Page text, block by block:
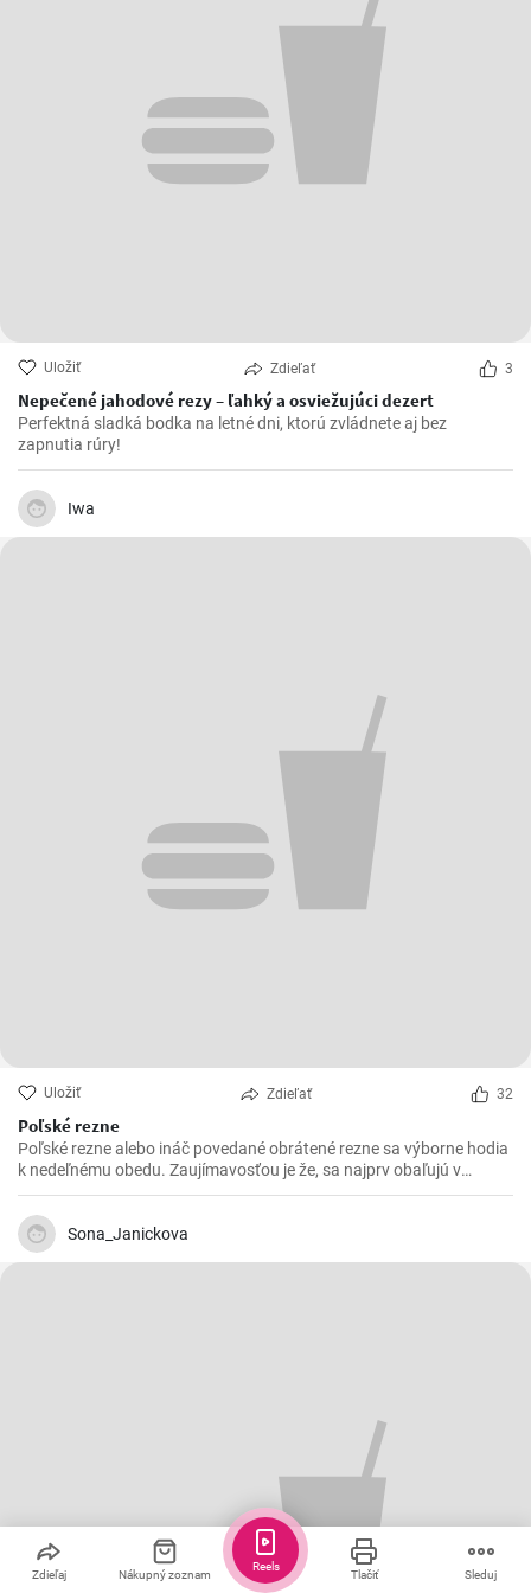
Uložiť Zdieľať 3
Nepečené jahodové rezy – ľahký a osviežujúci dezert
Perfektná sladká bodka na letné dni, ktorú zvládnete aj bez
zapnutia rúry!
Iwa
Uložiť Zdieľať 32
Poľské rezne
Poľské rezne alebo ináč povedané obrátené rezne sa výborne hodia
k nedeľnému obedu. Zaujímavosťou je že, sa najprv obaľujú v
strúhanke a až následne vo vajíčku.
Sona_Janickova
Zdieľaj Nákupný zoznam Tlačiť Sleduj
Reels